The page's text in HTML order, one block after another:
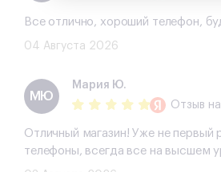
Все отлично, хороший телефон,
04 Августа 2026
МЮ
Мария Ю.
Отзыв
Отличный магазин! Уже не первый
телефоны, всегда все на высшем